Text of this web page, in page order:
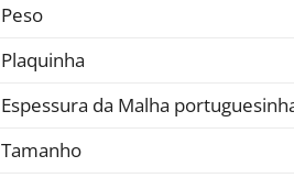
Peso
Plaquinha
Espessura da Malha
Tamanho